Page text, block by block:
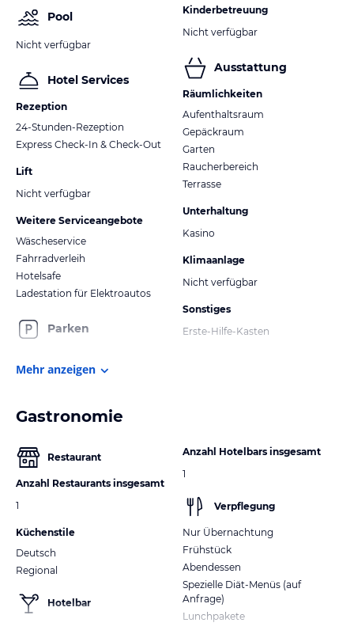
Pool
Nicht verfügbar
Hotel Services
Rezeption
24-Stunden-Rezeption
Express Check-In & Check-Out
Lift
Nicht verfügbar
Weitere Serviceangebote
Wäscheservice
Fahrradverleih
Hotelsafe
Ladestation für Elektroautos
Parken
Kinderbetreuung
Nicht verfügbar
Ausstattung
Räumlichkeiten
Aufenthaltsraum
Gepäckraum
Garten
Raucherbereich
Terrasse
Unterhaltung
Kasino
Klimaanlage
Nicht verfügbar
Sonstiges
Erste-Hilfe-Kasten
Mehr anzeigen
Gastronomie
Restaurant
Anzahl Restaurants insgesamt
1
Küchenstile
Deutsch
Regional
Hotelbar
Anzahl Hotelbars insgesamt
1
Verpflegung
Nur Übernachtung
Frühstück
Abendessen
Spezielle Diät-Menüs (auf
Anfrage)
Lunchpakete